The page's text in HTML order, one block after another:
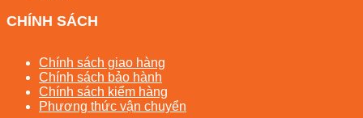
CHÍNH SÁCH
Chính sách giao hàng
Chính sách bảo hành
Chính sách kiểm hàng
Phương thức vận chuyển